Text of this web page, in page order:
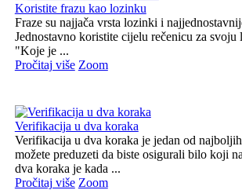
Koristite frazu kao lozinku
Fraze su najjača vrsta lozinki i
Jednostavno koristite cijelu rečenicu za svoju
"Koje je ...
Pročitaj više Zoom
Verifikacija u dva koraka
Verifikacija u dva koraka je jedan od
možete preduzeti da biste osigurali bilo koji
dva koraka je kada ...
Pročitaj više Zoom